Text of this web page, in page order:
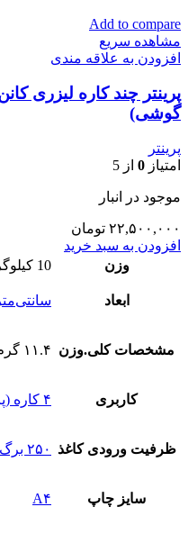
Add to compare
مشاهده سریع
افزودن به علاقه مندی
گوشی)
پرینتر
امتیاز 0 از 5
موجود در انبار
۲۲,۵۰۰,۰۰۰ تومان
افزودن به سبد خرید
وزن
10 کیلوگرم
ابعاد سانتی‌متر
مشخصات کلی.وزن ۱۱.۴ گرم
کاربری ۴ کاره (پرینت، اسکن، کپی، فکس)
ظرفیت ورودی کاغذ ۲۵۰ برگ
سایز چاپ A۴